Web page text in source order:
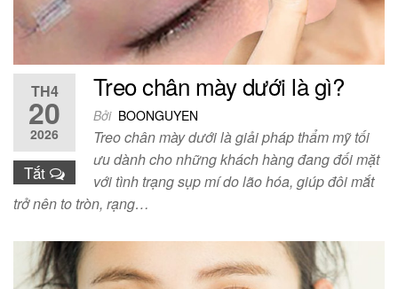
TH4
20
2026
Tắt
Treo chân mày dưới là gì?
Bởi BOONGUYEN
Treo chân mày dưới là giải pháp thẩm mỹ tối
ưu dành cho những khách hàng đang đối mặt
với tình trạng sụp mí do lão hóa, giúp đôi mắt
trở nên to tròn, rạng…